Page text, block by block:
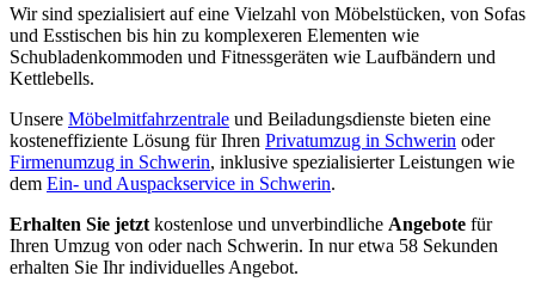
Wir sind spezialisiert auf eine Vielzahl von Möbelstücken, von Sofas
und Esstischen bis hin zu komplexeren Elementen wie
Schubladenkommoden und Fitnessgeräten wie Laufbändern und
Kettlebells.
Unsere Möbelmitfahrzentrale und Beiladungsdienste bieten eine
kosteneffiziente Lösung für Ihren Privatumzug in Schwerin oder
Firmenumzug in Schwerin, inklusive spezialisierter Leistungen wie
dem Ein- und Auspackservice in Schwerin.
Erhalten Sie jetzt kostenlose und unverbindliche Angebote für
Ihren Umzug von oder nach Schwerin. In nur etwa 58 Sekunden
erhalten Sie Ihr individuelles Angebot.